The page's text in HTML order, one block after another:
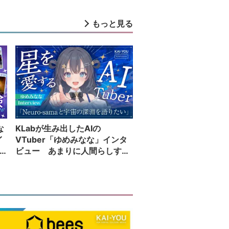
もっと見る
KLabが生み出したAIの
VTuber「ゆめみなな」インタ
ビュー あまりに人間らしすぎ